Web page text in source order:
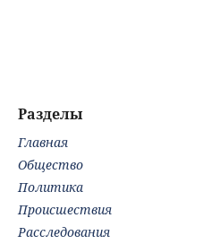
Разделы
Главная
Общество
Политика
Происшествия
Расследования